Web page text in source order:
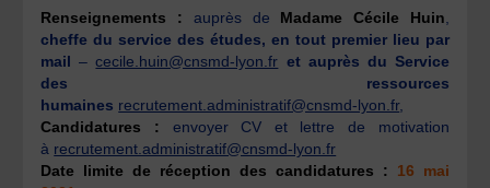
Renseignements : auprès de Madame Cécile Huin
cheffe du service des études, en tout premier lieu par
mail –cecile.huin@cnsmd-lyon.fr et auprès du Service
des ressources
humaines recrutement.administratif@cnsmd-lyon.fr,
Candidatures : envoyer CV et lettre de motivation
à recrutement.administratif@cnsmd-lyon.fr
Date limite de réception des candidatures : 16 mai